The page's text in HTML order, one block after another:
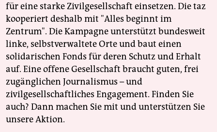
für eine starke Zivilgesellschaft einsetzen. Die taz
kooperiert deshalb mit "Alles beginnt im
Zentrum". Die Kampagne unterstützt bundesweit
linke, selbstverwaltete Orte und baut einen
solidarischen Fonds für deren Schutz und Erhalt
auf. Eine offene Gesellschaft braucht guten, frei
zugänglichen Journalismus – und
zivilgesellschaftliches Engagement. Finden Sie
auch? Dann machen Sie mit und unterstützen Sie
unsere Aktion.